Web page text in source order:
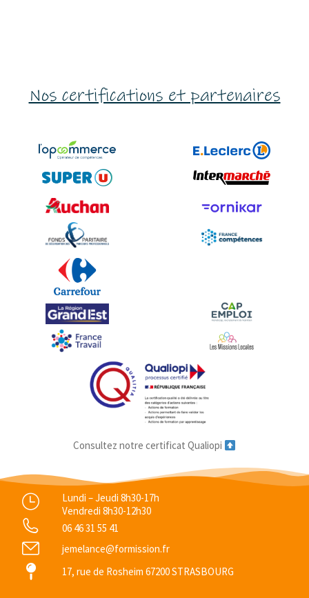
Nos certifications et partenaires
Consultez notre certificat Qualiopi
Lundi – Jeudi 8h30-17h
Vendredi 8h30-12h30
06 46 31 55 41
jemelance@formission.fr
17, rue de Rosheim 67200 STRASBOURG